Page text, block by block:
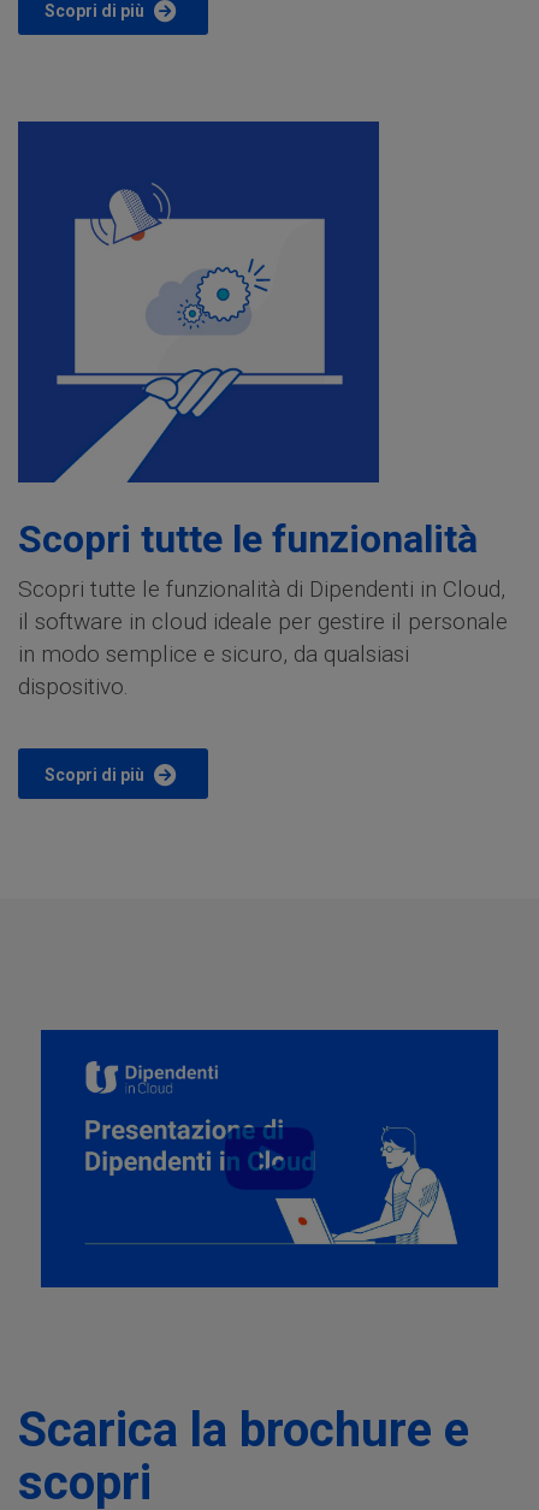
Scopri di più
Scopri tutte le funzionalità
Scopri tutte le funzionalità di Dipendenti in Cloud,
il software in cloud ideale per gestire il personale
in modo semplice e sicuro, da qualsiasi
dispositivo.
Scopri di più
Scarica la brochure e
scopri